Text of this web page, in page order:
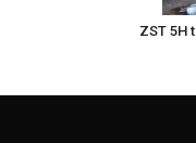
ZST 5H